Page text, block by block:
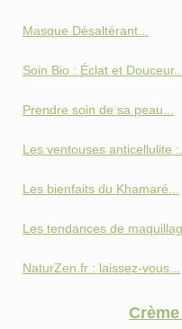
Masque Désaltérant...
Soin Bio : Éclat et
Prendre soin de sa peau...
Les ventouses anticellulite
Les bienfaits du Khamaré...
Les tendances de
NaturZen.fr : laissez-vous...